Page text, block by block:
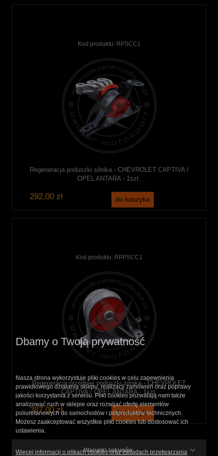
Kod produktu: RPSCC1
Regeneracja poduszki silnika - CHEVROLET CAPTIVA /
OPEL ANTARA - 1szt.
292,00 zł do koszyka
Kod produktu: RPPSCC1
Regeneracja przedniej poduszki silnika - CHEVROLET
CAPTIVA / OPEL ANTARA - 1szt.
387,00 zł do koszyka
Warunki zakupów
Dbamy o Twoją prywatność
Nasza strona wykorzystuje pliki cookies w celu zapewnienia
prawidłowego działania sklepu, realizacji zamówień oraz poprawy
jakości korzystania z serwisu. Pliki cookies pozwalają nam także
analizować ruch w sklepie oraz rozwijać ofertę elementów
poliuretanowych do samochodów i półproduktów technicznych.
Możesz zaakceptować wszystkie pliki cookies lub dostosować ich
ustawienia.
Więcej informacji o plikach cookies oraz zasadach przetwarzania